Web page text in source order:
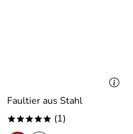
Faultier aus Stahl
***** (1)